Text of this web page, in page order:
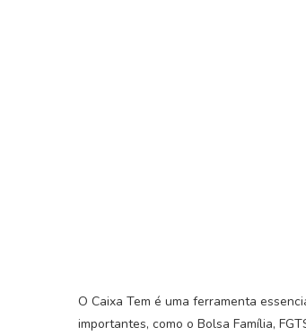
O Caixa Tem é uma ferramenta
importantes, como o Bolsa Família,